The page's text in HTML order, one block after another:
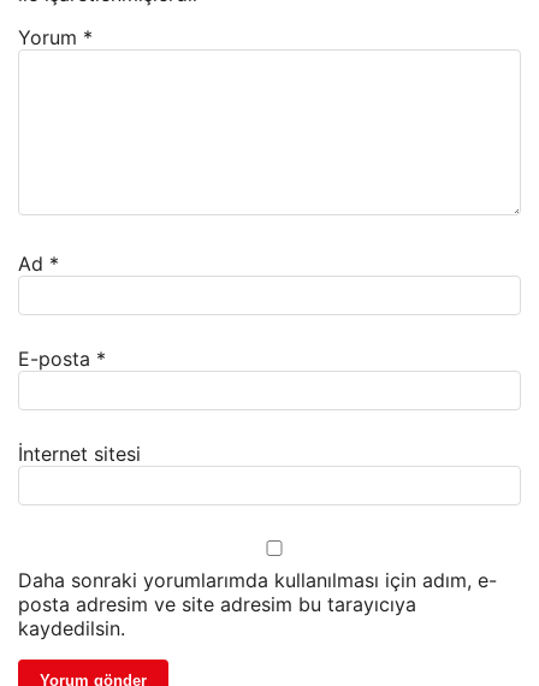
Yorum *
Ad *
E-posta *
İnternet sitesi
Daha sonraki yorumlarımda kullanılması için adım, e-
posta adresim ve site adresim bu tarayıcıya
kaydedilsin.